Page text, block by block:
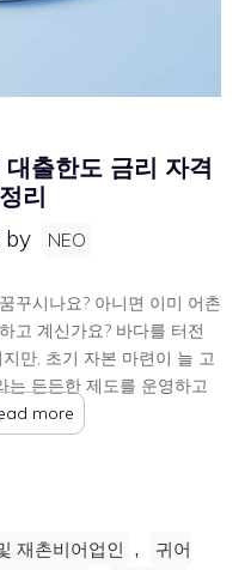
출한도 금리 자격
리
by NEO
꾸시나요? 아니면 이미 어촌
고 계신가요? 바다를 터전
만, 초기 자본 마련이 늘 고
는 든든한 제도를 운영하고
more
재촌비어업인 , 귀어